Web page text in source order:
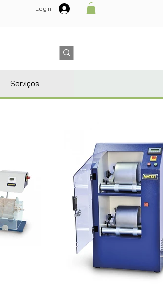
Login
Serviços